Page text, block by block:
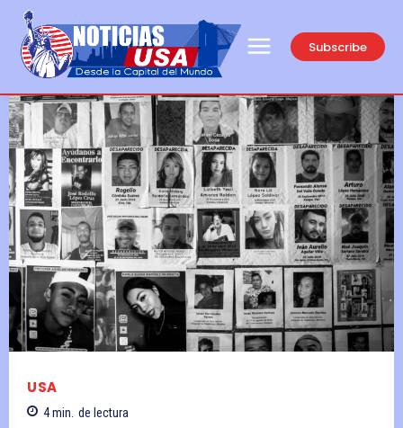
Subscribe
USA
4min. de lectura